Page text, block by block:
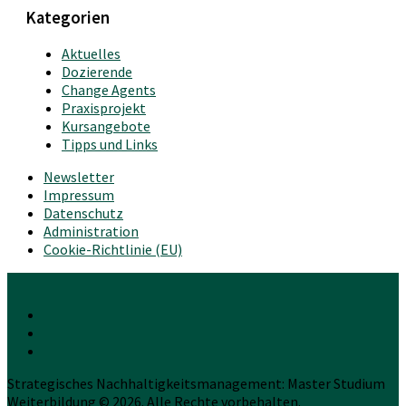
Kategorien
Aktuelles
Dozierende
Change Agents
Praxisprojekt
Kursangebote
Tipps und Links
Newsletter
Impressum
Datenschutz
Administration
Cookie-Richtlinie (EU)
Strategisches Nachhaltigkeitsmanagement: Master Studium
Weiterbildung © 2026. Alle Rechte vorbehalten.